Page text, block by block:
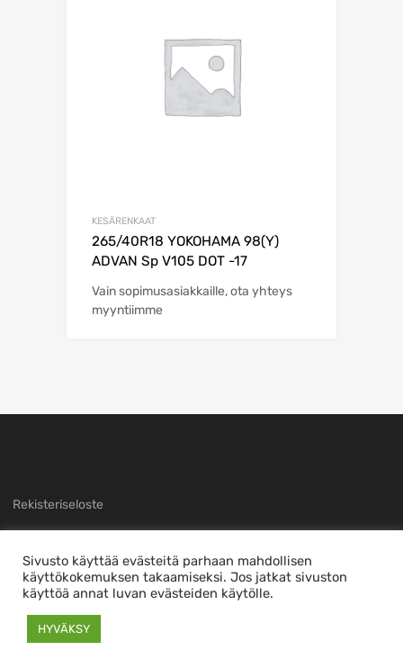
KESÄRENKAAT
265/40R18 YOKOHAMA 98(Y)
ADVAN Sp V105 DOT -17
Vain sopimusasiakkaille, ota yhteys
myyntiimme
Rekisteriseloste
Copyright ©2026 Sivuston toteutti
Sivusto käyttää evästeitä parhaan mahdollisen
käyttökokemuksen takaamiseksi. Jos jatkat sivuston
käyttöä annat luvan evästeiden käytölle.
HYVÄKSY
This is a demo store for testing purposes — no orders shall be fulfilled.
Piilota tämä ilmoitus